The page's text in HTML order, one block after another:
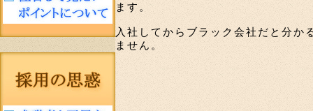
ます。
入社してからブラック会社だと分
ません。